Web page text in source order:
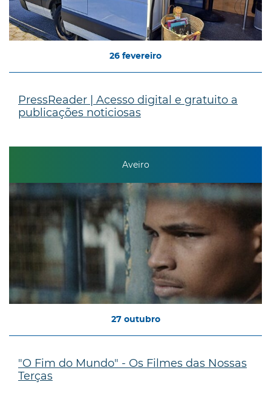
26 fevereiro
PressReader | Acesso digital e gratuito a
publicações noticiosas
Aveiro
27 outubro
"O Fim do Mundo" - Os Filmes das Nossas
Terças